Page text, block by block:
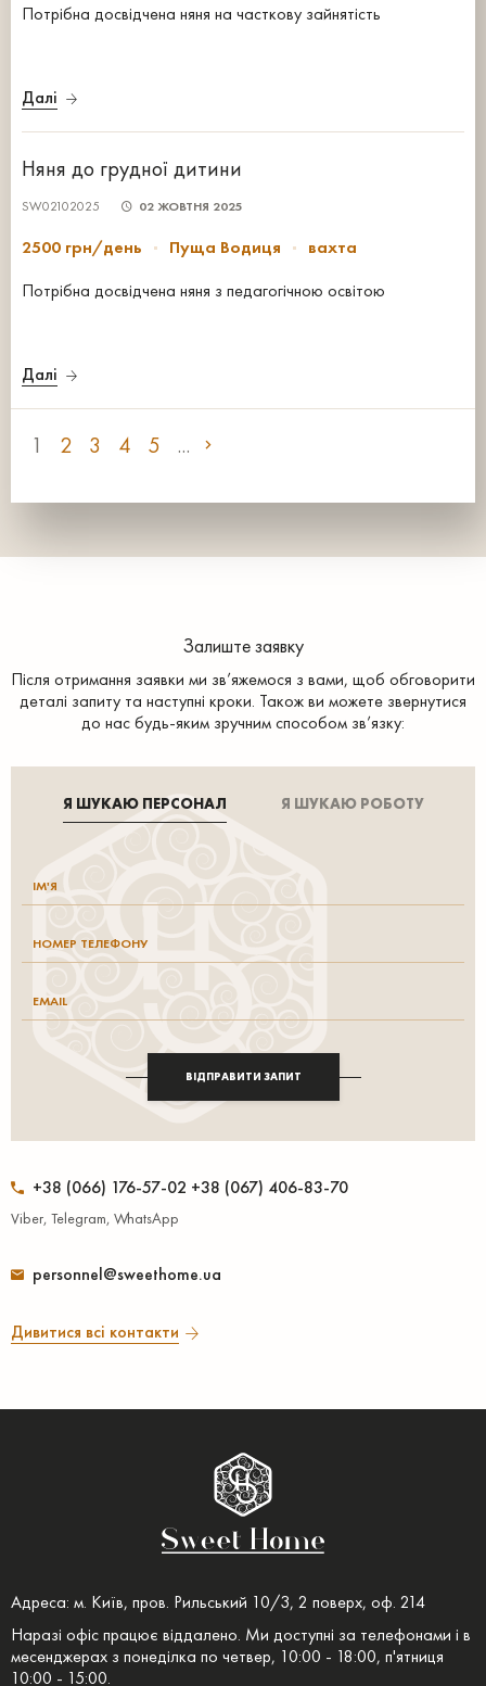
Потрібна досвідчена няня на часткову зайнятість
Далі
Няня до грудної дитини
SW02102025 02 ЖОВТНЯ 2025
2500 грн/день Пуща Водиця
вахта
Потрібна досвідчена няня з педагогічною освітою
Далі
1 2 3 4 5 ...
+38 (066) 176-57-02 +38 (067) 406-83-70
Viber, Telegram, WhatsApp
personnel@sweethome.ua
Дивитися всі контакти
Залиште заявку
Після отримання заявки ми зв’яжемося з вами, щоб обговорити
деталі запиту та наступні кроки. Також ви можете звернутися
до нас будь-яким зручним способом зв’язку:
Я ШУКАЮ ПЕРСОНАЛ Я ШУКАЮ РОБОТУ
ВІДПРАВИТИ ЗАПИТ
Адреса: м. Київ, пров. Рильський 10/3, 2 поверх, оф. 214
Наразі офіс працює віддалено. Ми доступні за телефонами і в
месенджерах з понеділка по четвер, 10:00 - 18:00, п'ятниця
10:00 - 15:00.